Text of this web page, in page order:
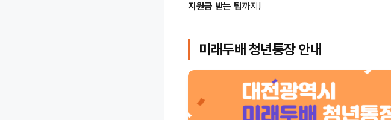
지원금 받는 팁까지!
미래두배 청년통장 안내